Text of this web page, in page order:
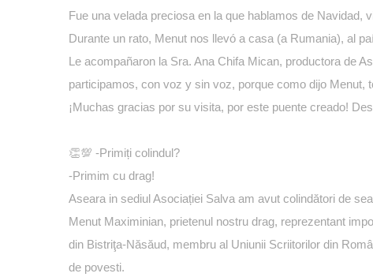
Fue una velada preciosa en la que hablamos de
Durante un rato, Menut nos llevó a casa (a Rumania), al
Le acompañaron la Sra. Ana Chifa Mican, productora de
participamos, con voz y sin voz, porque como dijo Menut,
¡Muchas gracias por su visita, por este puente creado!
👏💯 -Primiți colindul?
-Primim cu drag!
Aseara in sediul Asociației Salva am avut colindători de
Menut Maximinian, prietenul nostru drag, reprezentant
din Bistriţa-Năsăud, membru al Uniunii Scriitorilor din
de povesti.